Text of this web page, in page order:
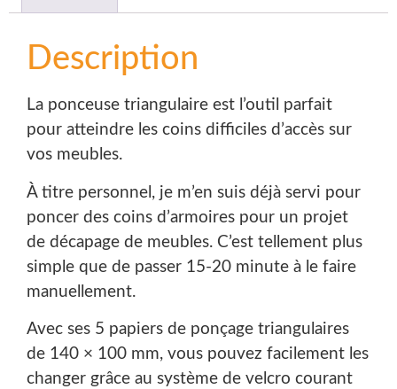
Description
La ponceuse triangulaire est l’outil parfait
pour atteindre les coins difficiles d’accès sur
vos meubles.
À titre personnel, je m’en suis déjà servi pour
poncer des coins d’armoires pour un projet
de décapage de meubles. C’est tellement plus
simple que de passer 15-20 minute à le faire
manuellement.
Avec ses 5 papiers de ponçage triangulaires
de 140 × 100 mm, vous pouvez facilement les
changer grâce au système de velcro courant